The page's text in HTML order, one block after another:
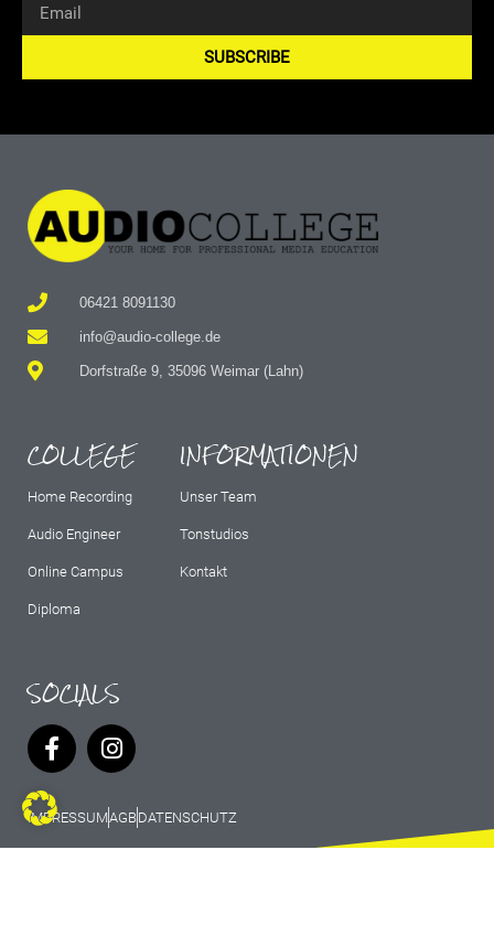
SUBSCRIBE
06421 8091130
info@audio-college.de
Dorfstraße 9, 35096 Weimar (Lahn)
COLLEGE
Home Recording
Audio Engineer
Online Campus
Diploma
INFORMATIONEN
Unser Team
Tonstudios
Kontakt
SOCIALS
IMPRESSUMAGBDATENSCHUTZ